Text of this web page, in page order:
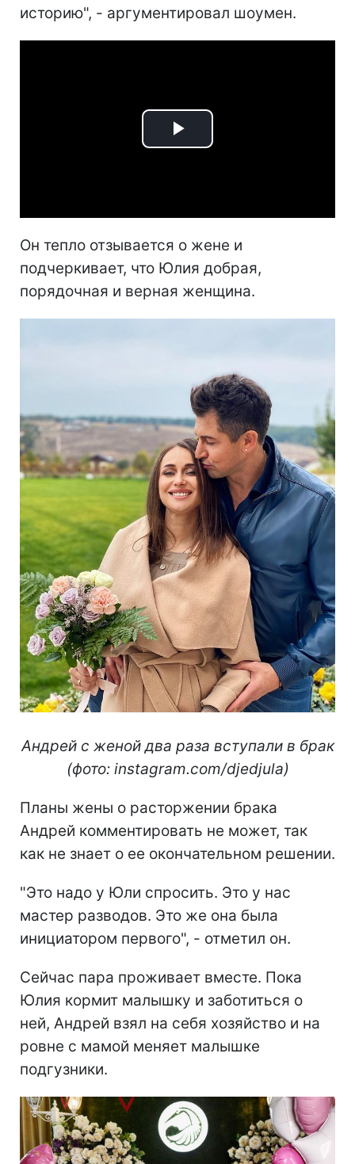
историю", - аргументировал шоумен.
Play
Он тепло отзывается о жене и
подчеркивает, что Юлия добрая,
порядочная и верная женщина.
Андрей с женой два раза вступали в брак
(фото: instagram.com/djedjula)
Планы жены о расторжении брака
Андрей комментировать не может, так
как не знает о ее окончательном решении.
"Это надо у Юли спросить. Это у нас
мастер разводов. Это же она была
инициатором первого", - отметил он.
Сейчас пара проживает вместе. Пока
Юлия кормит малышку и заботиться о
ней, Андрей взял на себя хозяйство и на
ровне с мамой меняет малышке
подгузники.